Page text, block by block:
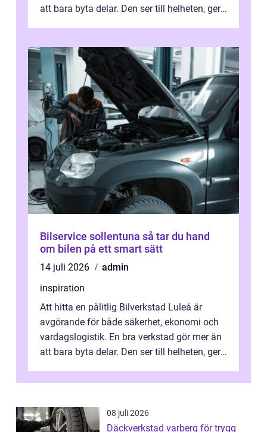
att bara byta delar. Den ser till helheten, ger
Bilservice sollentuna så tar du hand
om bilen på ett smart sätt
14 juli 2026
admin
inspiration
Att hitta en pålitlig Bilverkstad Luleå är
avgörande för både säkerhet, ekonomi och
vardagslogistik. En bra verkstad gör mer än
att bara byta delar. Den ser till helheten, ger
08 juli 2026
Däckverkstad varberg för trygg